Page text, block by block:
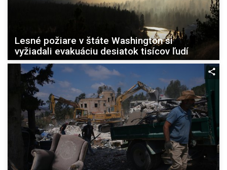
Lesné požiare v štáte Washington si
vyžiadali evakuáciu desiatok tisícov ľudí